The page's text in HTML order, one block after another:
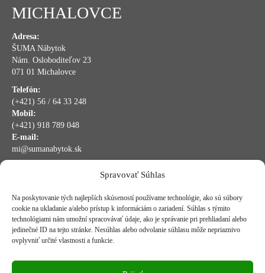
Spravovať Súhlas
Na poskytovanie tých najlepších skúseností používame technológie, ako sú súbory
cookie na ukladanie a/alebo prístup k informáciám o zariadení. Súhlas s týmito
technológiami nám umožní spracovávať údaje, ako je správanie pri prehliadaní alebo
jedinečné ID na tejto stránke. Nesúhlas alebo odvolanie súhlasu môže nepriaznivo
ovplyvniť určité vlastnosti a funkcie.
MICHALOVCE
Adresa:
ŠUMA Nábytok
Nám. Osloboditeľov 23
071 01 Michalovce
Telefón:
(+421) 56 / 64 33 248
Mobil:
(+421) 918 789 048
E-mail:
mi@sumanabytok.sk
bankové údaje:
VUB Banka
IBAN: SK40 0200 0000 0027 7368 4351
BIC:SUBASKBX